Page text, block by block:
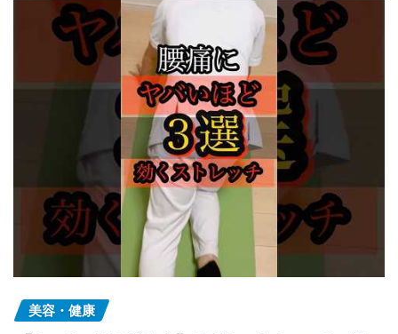
美容・健康